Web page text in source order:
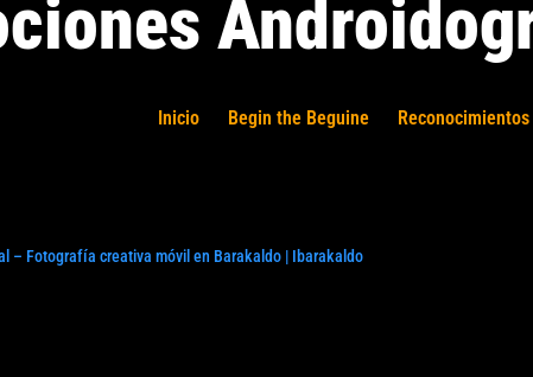
Inicio Begin the Beguine
– Fotografía creativa móvil en Barakaldo | Ibarakaldo